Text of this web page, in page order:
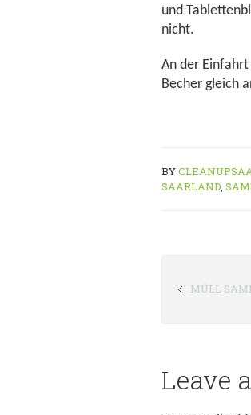
und
nicht.
An der
Becher gleich
BY
SAARLAND,
MÜLL
Leave